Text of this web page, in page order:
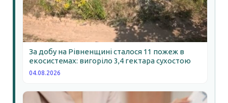
За добу на Рівненщині сталося 11 пожеж в
екосистемах: вигоріло 3,4 гектара сухостою
04.08.2026